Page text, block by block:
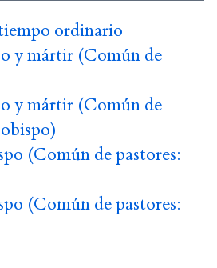
ordinario
y mártir (Común de
y mártir (Común de
(Común de pastores:
(Común de pastores: